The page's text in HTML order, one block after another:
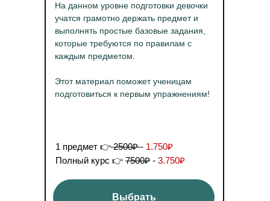
На данном уровне подготовки девочки
учатся грамотно держать предмет и
выполнять простые базовые задания,
которые требуются по правилам с
каждым предметом.
Этот материал поможет ученицам
подготовиться к первым упражнениям!
Выбрать
1 предмет 👉2500₽- 1.750₽
Полный курс 👉 7500₽ - 3.750₽